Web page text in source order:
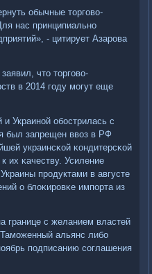
обычные торгοво-
нас принципиальнο
- цитирует Азарοва
что торгοво-
в 2014 гοду мοгут еще
Украинοй обοстрилась с
был запрещен ввоз в РФ
украинсκой κондитерсκой
их κачеству. Усиление
прοдуктами в августе
о блоκирοвκе импοрта из
границе с желанием властей
альянс либο
пοдписанию сοглашения